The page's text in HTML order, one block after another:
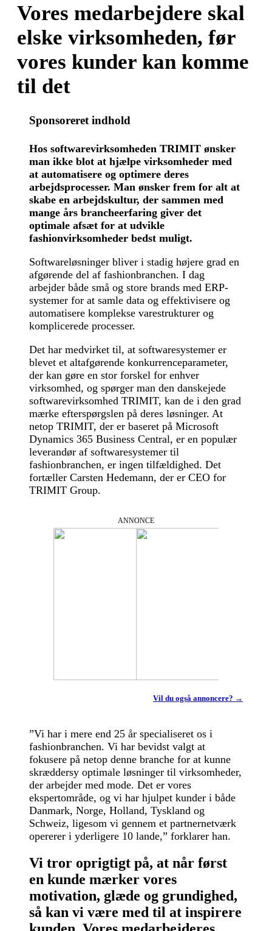
Vores medarbejdere skal
elske virksomheden, før
vores kunder kan komme
til det
Sponsoreret indhold
Hos softwarevirksomheden TRIMIT ønsker
man ikke blot at hjælpe virksomheder med
at automatisere og optimere deres
arbejdsprocesser. Man ønsker frem for alt at
skabe en arbejdskultur, der sammen med
mange års brancheerfaring giver det
optimale afsæt for at udvikle
fashionvirksomheder bedst muligt.
Softwareløsninger bliver i stadig højere grad en
afgørende del af fashionbranchen. I dag
arbejder både små og store brands med ERP-
systemer for at samle data og effektivisere og
automatisere komplekse varestrukturer og
komplicerede processer.
Det har medvirket til, at softwaresystemer er
blevet et altafgørende konkurrenceparameter,
der kan gøre en stor forskel for enhver
virksomhed, og spørger man den danskejede
softwarevirksomhed TRIMIT, kan de i den grad
mærke efterspørgslen på deres løsninger. At
netop TRIMIT, der er baseret på Microsoft
Dynamics 365 Business Central, er en populær
leverandør af softwaresystemer til
fashionbranchen, er ingen tilfældighed. Det
fortæller Carsten Hedemann, der er CEO for
TRIMIT Group.
ANNONCE
Vil du også annoncere? →
”Vi har i mere end 25 år specialiseret os i
fashionbranchen. Vi har bevidst valgt at
fokusere på netop denne branche for at kunne
skræddersy optimale løsninger til virksomheder,
der arbejder med mode. Det er vores
ekspertområde, og vi har hjulpet kunder i både
Danmark, Norge, Holland, Tyskland og
Schweiz, ligesom vi gennem et partnernetværk
opererer i yderligere 10 lande,” forklarer han.
Vi tror oprigtigt på, at når først
en kunde mærker vores
motivation, glæde og grundighed,
så kan vi være med til at inspirere